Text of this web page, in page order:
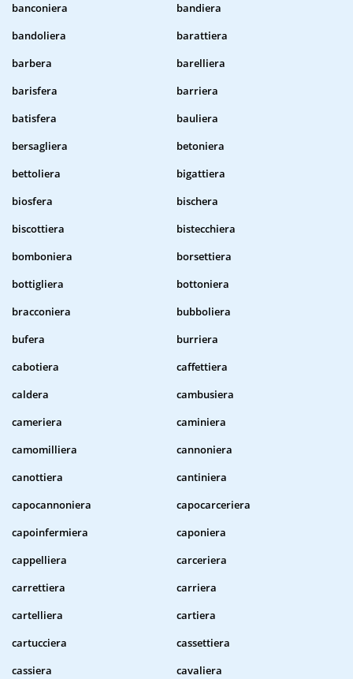
banconiera
bandiera
bandoliera
barattiera
barbera
barelliera
barisfera
barriera
batisfera
bauliera
bersagliera
betoniera
bettoliera
bigattiera
biosfera
bischera
biscottiera
bistecchiera
bomboniera
borsettiera
bottigliera
bottoniera
bracconiera
bubboliera
bufera
burriera
cabotiera
caffettiera
caldera
cambusiera
cameriera
caminiera
camomilliera
cannoniera
canottiera
cantiniera
capocannoniera
capocarceriera
capoinfermiera
caponiera
cappelliera
carceriera
carrettiera
carriera
cartelliera
cartiera
cartucciera
cassettiera
cassiera
cavaliera